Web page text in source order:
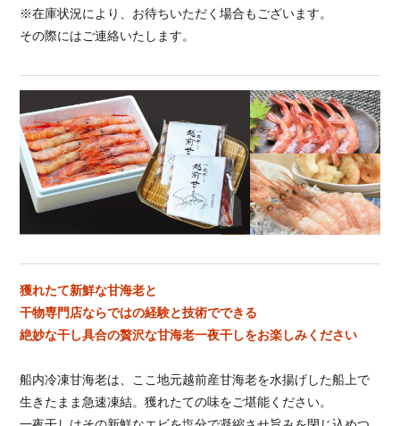
※在庫状況により、お待ちいただく場合もございます。
その際にはご連絡いたします。
獲れたて新鮮な甘海老と
干物専門店ならではの経験と技術でできる
絶妙な干し具合の贅沢な甘海老一夜干しをお楽しみください
船内冷凍甘海老は、ここ地元越前産甘海老を水揚げした船上で
生きたまま急速凍結。獲れたての味をご堪能ください。